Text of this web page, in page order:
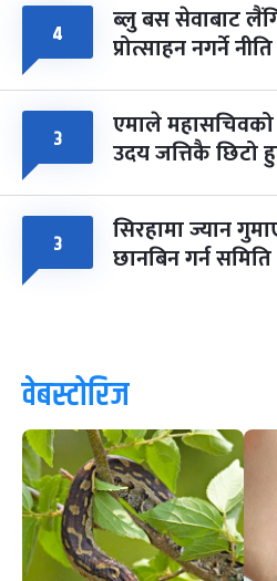
४ ब्लु बस सेवाबाट
प्रोत्साहन नगर्ने
३ एमाले महासचिवको
उदय जत्तिकै छिटो
३ सिरहामा ज्यान
छानबिन गर्न
वेबस्टोरिज